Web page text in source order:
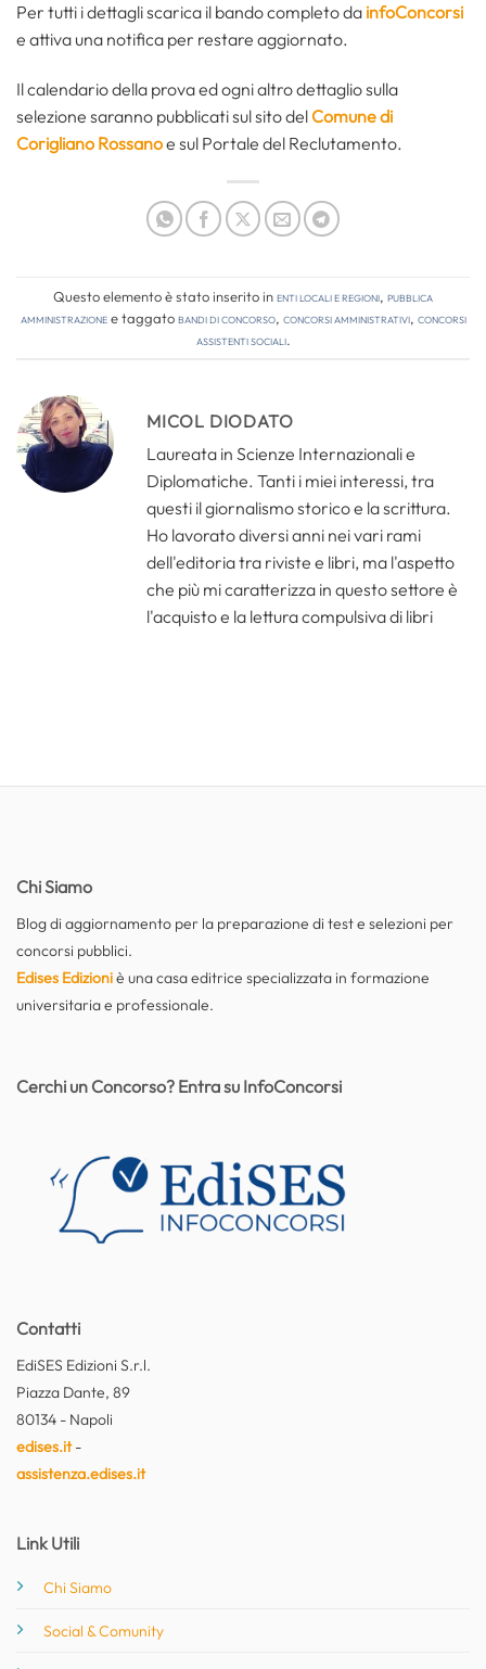
Per tutti i dettagli scarica il bando completo da infoConcorsi
e attiva una notifica per restare aggiornato.
Il calendario della prova ed ogni altro dettaglio sulla
selezione saranno pubblicati sul sito delComune di
Corigliano Rossanoe sul Portale del Reclutamento.
Questo elemento è stato inserito inEnti locali e regioni, Pubblica
amministrazionee taggatobandi di concorso, concorsi amministrativi, concorsi
assistenti sociali.
MICOL DIODATO
Laureata in Scienze Internazionali e
Diplomatiche. Tanti i miei interessi, tra
questi il giornalismo storico e la scrittura.
Ho lavorato diversi anni nei vari rami
dell'editoria tra riviste e libri, ma l'aspetto
che più mi caratterizza in questo settore è
l'acquisto e la lettura compulsiva di libri
Chi Siamo
Blog di aggiornamento per la preparazione di test e selezioni per
concorsi pubblici.
Edises Edizioniè una casa editrice specializzata in formazione
universitaria e professionale.
Contatti
EdiSES Edizioni S.r.l.
Piazza Dante, 89
80134 - Napoli
edises.it-
assistenza.edises.it
Link Utili
Chi Siamo
Social & Comunity
Cerchi un Concorso? Entra su InfoConcorsi